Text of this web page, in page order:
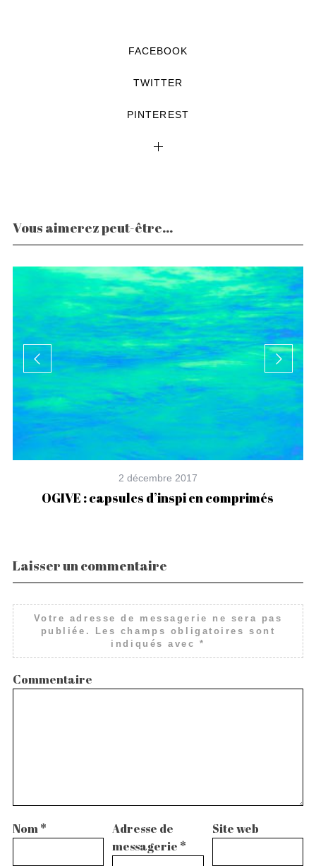
FACEBOOK
TWITTER
PINTEREST
Vous aimerez peut-être...
2 décembre 2017
OGIVE : capsules d’inspi en comprimés
Laisser un commentaire
Votre adresse de messagerie ne sera pas
publiée.
Les champs obligatoires sont
indiqués avec*
Commentaire
Nom*
Adresse de
messagerie *
Site web